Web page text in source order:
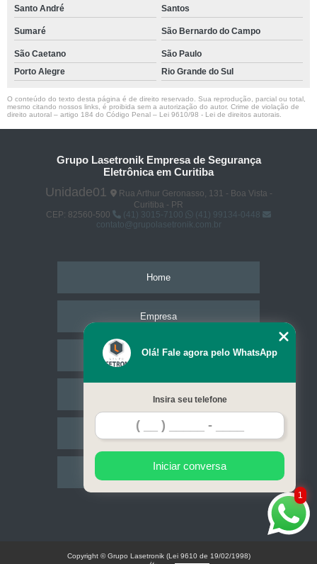
Santo André Santos
Sumaré São Bernardo do Campo
São Caetano
São Paulo
Porto Alegre
Rio Grande do Sul
O conteúdo do texto desta página é de direito reservado. Sua reprodução, parcial ou total,
mesmo citando nossos links, é proibida sem a autorização do autor. Crime de violação de
direito autoral – artigo 184 do Código Penal – Lei 9610/98 - Lei de direitos autorais
Grupo Lasetronik Empresa de Segurança
Eletrônica em Curitiba
Unidade01
Rua Arthur Geronasso, 131 - Boa Vista -
Curitiba - PR
CEP: 82560-500
(41) 3015-7100
(41) 99134-0448
contato@grupolasetronik.com.br
Home
Empresa
Missão
Serviços
Contato
Mapa do site
1
Olá! Fale agora pelo WhatsApp
Insira seu telefone
Iniciar conversa
Copyright © Grupo Lasetronik (Lei 9610 de 19/02/1998)